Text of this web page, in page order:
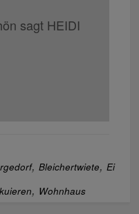
sagt HEIDI
,Bleichertwiete,Ei
, Wohnhaus